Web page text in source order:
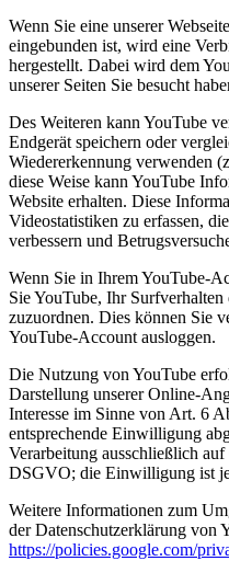
Wenn Sie eine unserer
eingebunden ist, wird eine
hergestellt. Dabei wird dem
unserer Seiten Sie besucht
Des Weiteren kann YouTube
Endgerät speichern oder
Wiedererkennung verwenden
diese Weise kann YouTube
Website erhalten. Diese
Videostatistiken zu erfassen,
verbessern und
Wenn Sie in Ihrem YouTube-
Sie YouTube, Ihr
zuzuordnen. Dies können Sie
YouTube-Account ausloggen.
Die Nutzung von YouTube
Darstellung unserer Online-
Interesse im Sinne von Art. 6
entsprechende Einwilligung
Verarbeitung ausschließlich
DSGVO; die Einwilligung ist
Weitere Informationen zum
der Datenschutzerklärung von
https://policies.google.com/